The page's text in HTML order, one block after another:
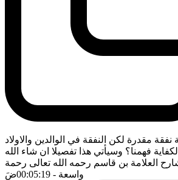
مقدرة لكن النفقة في الوالدين والاولاد
فهمنا؟ وسيأتي هذا تفصيلا ان شاء الله
العلامة بن قاسم رحمه الله تعالى رحمة
واسعة - 00:05:19 ضَ